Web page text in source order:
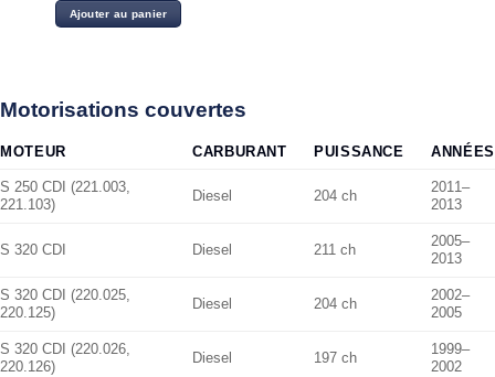
Ajouter au panier
Motorisations couvertes
MOTEUR CARBURANT PUISSANCE ANNÉES
S 250 CDI (221.003,
221.103)
Diesel 204 ch
2011–
2013
S 320 CDI Diesel 211 ch
2005–
2013
S 320 CDI (220.025,
220.125)
Diesel 204 ch
2002–
2005
S 320 CDI (220.026,
220.126)
Diesel 197 ch
1999–
2002